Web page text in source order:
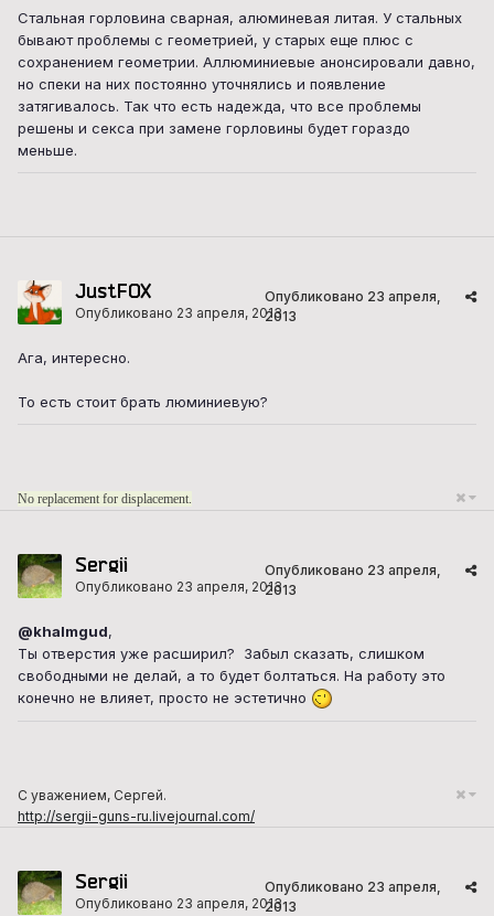
Стальная горловина сварная, алюминевая литая. У стальных
бывают проблемы с геометрией, у старых еще плюс с
сохранением геометрии. Аллюминиевые анонсировали давно,
но спеки на них постоянно уточнялись и появление
затягивалось. Так что есть надежда, что все проблемы
решены и секса при замене горловины будет гораздо
меньше.
JustFOX
Опубликовано 23 апреля, 2013
Опубликовано 23 апреля,
2013
Ага, интересно.
То есть стоит брать люминиевую?
No replacement for displacement.
Sergii
Опубликовано 23 апреля, 2013
Опубликовано 23 апреля,
2013
@khalmgud,
Ты отверстия уже расширил? Забыл сказать, слишком
свободными не делай, а то будет болтаться. На работу это
конечно не влияет, просто не эстетично
С уважением, Сергей.
http://sergii-guns-ru.livejournal.com/
Sergii
Опубликовано 23 апреля, 2013
Опубликовано 23 апреля,
2013